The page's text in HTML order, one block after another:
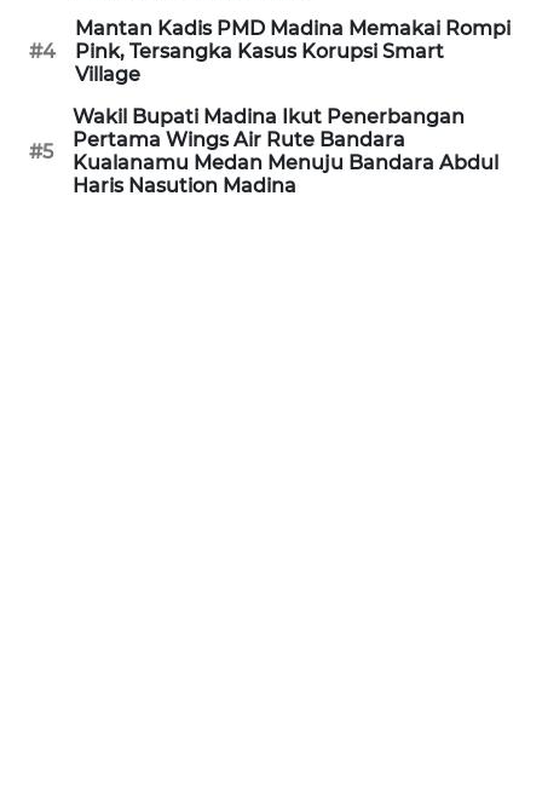
#4
Mantan Kadis PMD Madina Memakai Rompi
Pink, Tersangka Kasus Korupsi Smart
Village
#5
Wakil Bupati Madina Ikut Penerbangan
Pertama Wings Air Rute Bandara
Kualanamu Medan Menuju Bandara Abdul
Haris Nasution Madina
NEWS
JAKARTA
NEWS